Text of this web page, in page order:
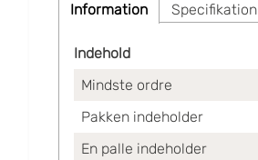
Information Specifikation
Indehold
Mindste ordre
Pakken indeholder
En palle indeholder